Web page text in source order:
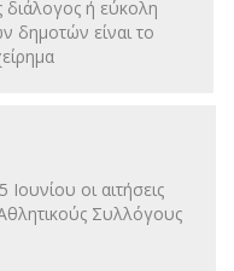
διάλογος ή εύκολη
δημοτών είναι το
οι αιτήσεις
Συλλόγους